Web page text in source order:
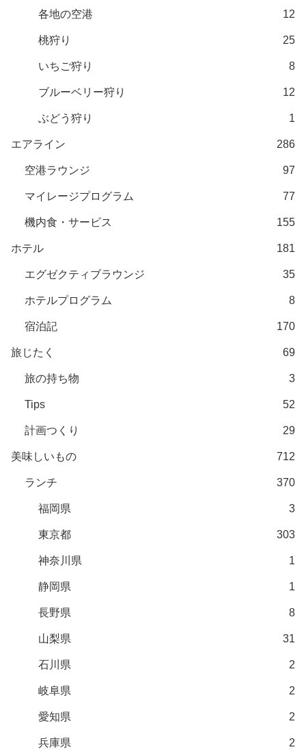
各地の空港 12
桃狩り 25
いちご狩り 8
ブルーベリー狩り 12
ぶどう狩り 1
エアライン 286
空港ラウンジ 97
マイレージプログラム 77
機内食・サービス 155
ホテル 181
エグゼクティブラウンジ 35
ホテルプログラム 8
宿泊記 170
旅じたく 69
旅の持ち物 3
Tips 52
計画つくり 29
美味しいもの 712
ランチ 370
福岡県 3
東京都 303
神奈川県 1
静岡県 1
長野県 8
山梨県 31
石川県 2
岐阜県 2
愛知県 2
兵庫県 2